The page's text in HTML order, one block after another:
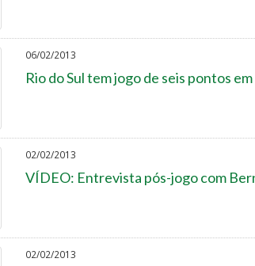
06/02/2013
Rio do Sul tem jogo de seis pontos
02/02/2013
VÍDEO: Entrevista pós-jogo com
02/02/2013